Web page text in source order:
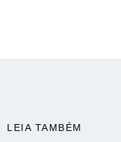
LEIA TAMBÉM